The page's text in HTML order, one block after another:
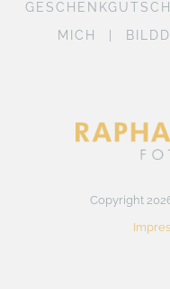
MICH
Copyright